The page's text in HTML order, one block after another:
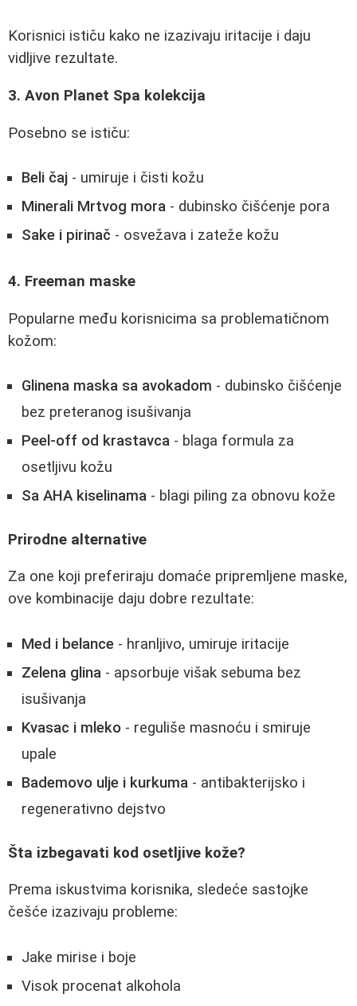
Korisnici ističu kako ne izazivaju iritacije i daju
vidljive rezultate.
3. Avon Planet Spa kolekcija
Posebno se ističu:
Beli čaj - umiruje i čisti kožu
Minerali Mrtvog mora - dubinsko čišćenje pora
Sake i pirinač - osvežava i zateže kožu
4. Freeman maske
Popularne među korisnicima sa problematičnom
kožom:
Glinena maska sa avokadom - dubinsko čišćenje
bez preteranog isušivanja
Peel-off od krastavca - blaga formula za
osetljivu kožu
Sa AHA kiselinama - blagi piling za obnovu kože
Prirodne alternative
Za one koji preferiraju domaće pripremljene maske,
ove kombinacije daju dobre rezultate:
Med i belance - hranljivo, umiruje iritacije
Zelena glina - apsorbuje višak sebuma bez
isušivanja
Kvasac i mleko - reguliše masnoću i smiruje
upale
Bademovo ulje i kurkuma - antibakterijsko i
regenerativno dejstvo
Šta izbegavati kod osetljive kože?
Prema iskustvima korisnika, sledeće sastojke
češće izazivaju probleme:
Jake mirise i boje
Visok procenat alkohola